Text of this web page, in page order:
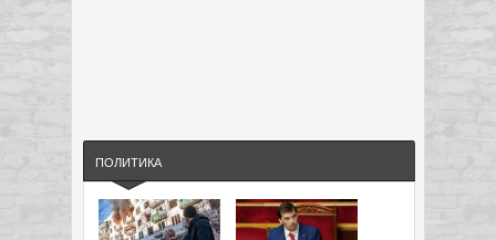
ПОЛИТИКА